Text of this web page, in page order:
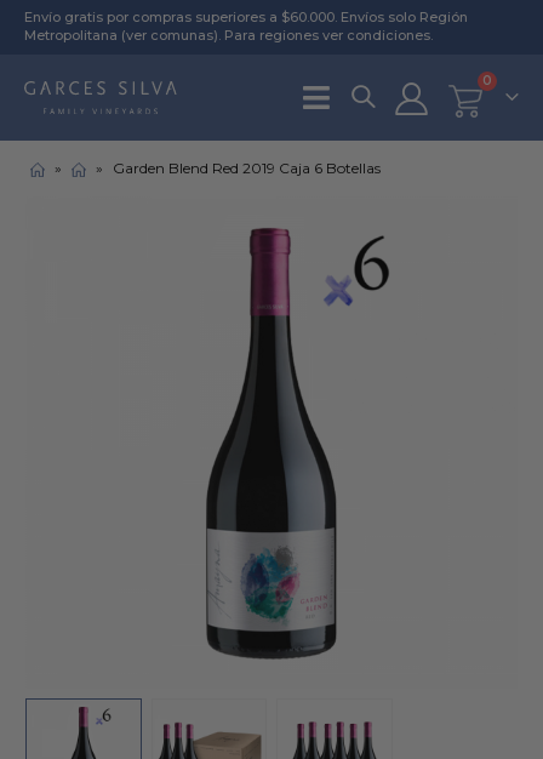
Envío gratis por compras superiores a $60.000. Envíos solo Región
Metropolitana (ver comunas). Para regiones ver condiciones.
0
» » Garden Blend Red 2019 Caja 6 Botellas